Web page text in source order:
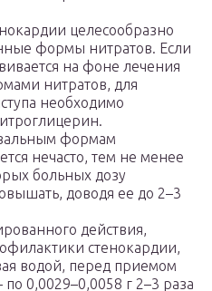
целесообразно
формы нитратов. Если
на фоне лечения
нитратов, для
необходимо
формам
нечасто, тем не менее
больных дозу
доводя ее до 2–3
действия,
стенокардии,
водой, перед приемом
0,0029–0,0058 г 2–3 раза